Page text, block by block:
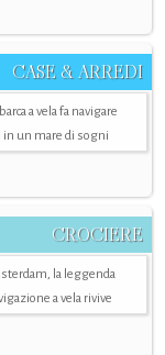
CASE & ARREDI
a vela fa navigare
un mare di sogni
CROCIERE
la leggenda
a vela rivive